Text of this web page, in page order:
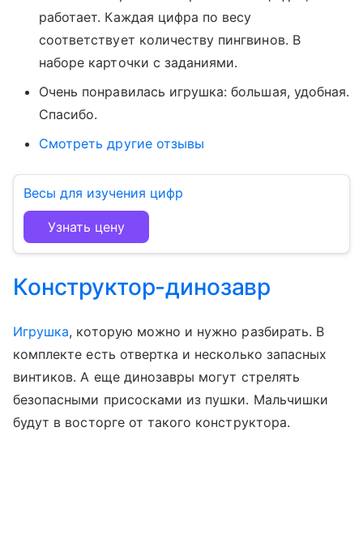
работает. Каждая цифра по весу
соответствует количеству пингвинов. В
наборе карточки с заданиями.
Очень понравилась игрушка: большая, удобная.
Спасибо.
Смотреть другие отзывы
Весы для изучения цифр
Узнать цену
Конструктор-динозавр
Игрушка, которую можно и нужно разбирать. В
комплекте есть отвертка и несколько запасных
винтиков. А еще динозавры могут стрелять
безопасными присосками из пушки. Мальчишки
будут в восторге от такого конструктора.